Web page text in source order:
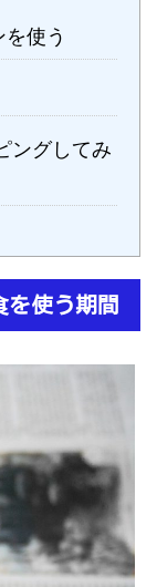
使う
ングしてみ
を使う期間